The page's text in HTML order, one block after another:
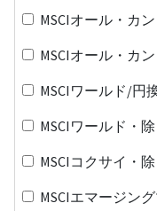
MSCIオール・カ
MSCIオール・カ
MSCIワールド/円
MSCIワールド・
MSCIコクサイ・
MSCIエマージン